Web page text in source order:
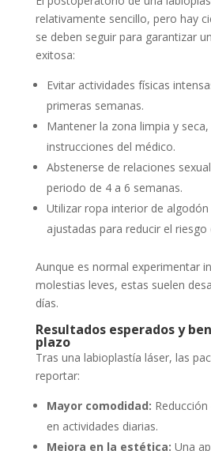
relativamente sencillo, pero hay
se deben seguir para garantizar
exitosa:
Evitar actividades físicas
primeras semanas.
Mantener la zona limpia y
instrucciones del médico.
Abstenerse de relaciones
periodo de 4 a 6 semanas.
Utilizar ropa interior de
ajustadas para reducir el riesgo
Aunque es normal experimentar
molestias leves, estas suelen
días.
Resultados esperados y
plazo
Tras una labioplastía láser, las
reportar:
Mayor comodidad:
en actividades diarias.
Mejora en la estética: Una